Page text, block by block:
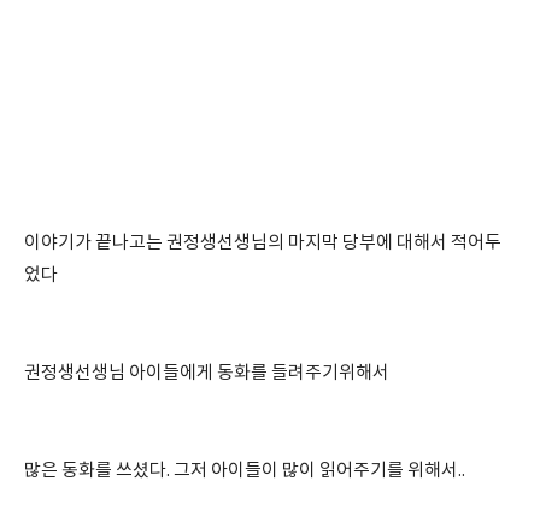
이야기가 끝나고는 권정생선생님의 마지막 당부에 대해서 적어두
었다
권정생선생님 아이들에게 동화를 들려주기위해서
많은 동화를 쓰셨다. 그저 아이들이 많이 읽어주기를 위해서..